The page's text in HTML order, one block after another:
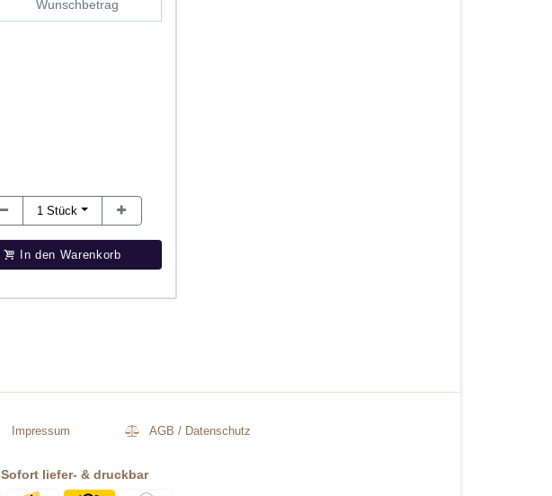
1Stück
In den Warenkorb
Impressum AGB / Datenschutz
Sofort liefer- & druckbar